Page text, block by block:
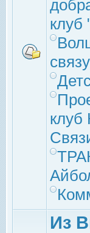
клуб
клуб
Из